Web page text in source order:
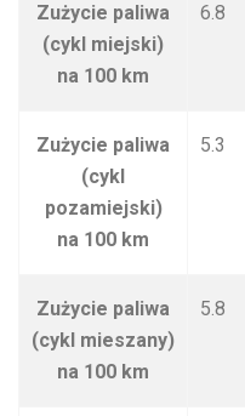
Zużycie paliwa
(cykl miejski)
na 100 km
6.8
Zużycie paliwa
(cykl
pozamiejski)
na 100 km
5.3
Zużycie paliwa
(cykl mieszany)
na 100 km
5.8